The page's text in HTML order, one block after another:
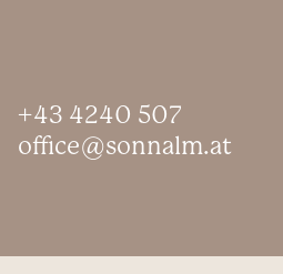
+43 4240 507
office@sonnalm.at